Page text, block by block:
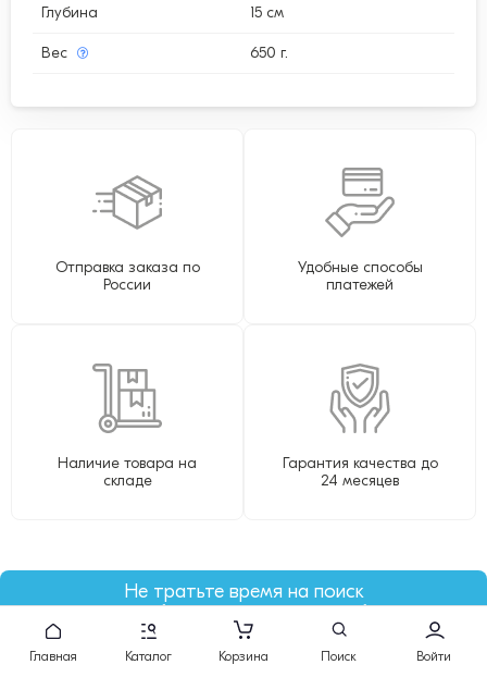
Глубина 15 см
Вес 650 г.
Отправка заказа по
России
Удобные способы
платежей
Наличие товара на
складе
Гарантия качества до
24 месяцев
Не тратьте время на поиск
подберем картридж за вас!
Главная Каталог Корзина Поиск Войти